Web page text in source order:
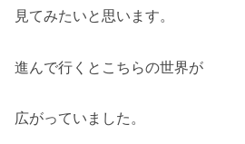
見てみたいと思います。
進んで行くとこちらの世界が
広がっていました。